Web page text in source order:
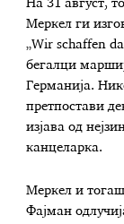
На 31 август,
Меркел ги
„Wir schaffen
бегалци
Германија.
претпостави
изјава од
канцеларка.
Меркел и
Фајман